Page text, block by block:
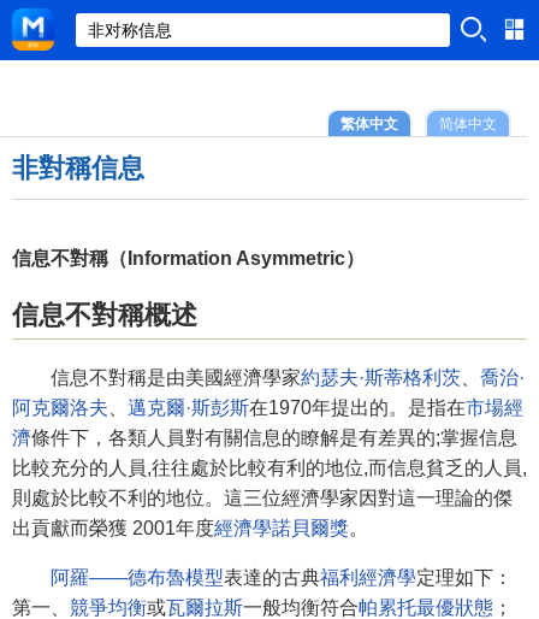
简体中文
繁体中文
非對稱信息
信息不對稱（Information Asymmetric）
信息不對稱概述
信息不對稱是由美國經濟學家約瑟夫·斯蒂格利茨
喬治·
阿克爾洛夫
邁克爾·斯彭斯在1970年提出的。是指在市場經
濟條件下，各類人員對有關信息的瞭解是有差異的;掌握信息
比較充分的人員,往往處於比較有利的地位,而信息貧乏的人員,
則處於比較不利的地位。這三位經濟學家因對這一理論的傑
出貢獻而榮獲 2001年度經濟學諾貝爾獎。
阿羅——德布魯模型表達的古典福利經濟學定理如下：
第一、 競爭均衡或瓦爾拉斯一般均衡符合帕累托最優狀態 ；